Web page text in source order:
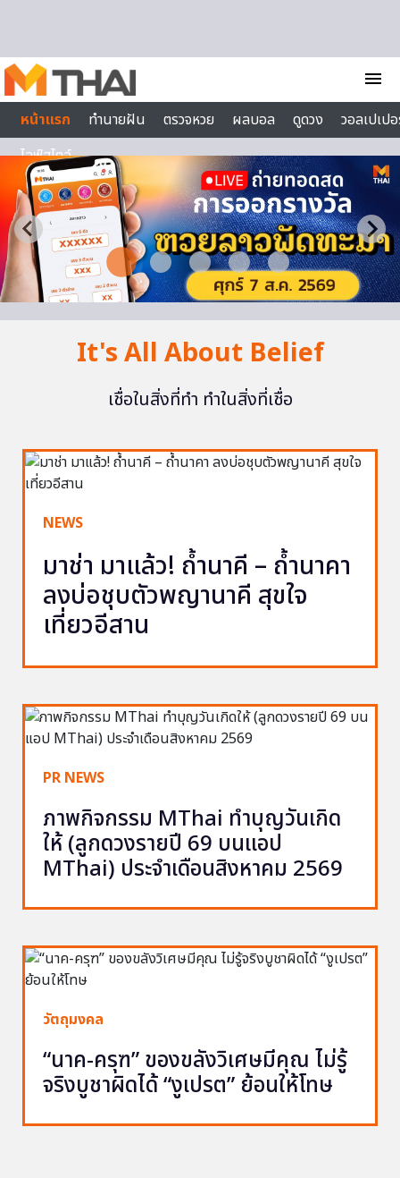
menu
หน้าแรก
ทำนายฝัน ตรวจหวย ผลบอล ดูดวง
วอลเปเป
ไลฟ์สไตล์
It's All About Belief
เชื่อในสิ่งที่ทำ ทำในสิ่งที่เชื่อ
NEWS
มาช่า มาแล้ว! ถ้ำนาคี – ถ้ำนาคา
ลงบ่อชุบตัวพญานาคี สุขใจ
เที่ยวอีสาน
PR NEWS
ภาพกิจกรรม MThai ทำบุญวันเกิด
ให้ (ลูกดวงรายปี 69 บนแอป
MThai) ประจำเดือนสิงหาคม 2569
วัตถุมงคล
“นาค-ครุฑ” ของขลังวิเศษมีคุณ ไม่รู้
จริงบูชาผิดได้ “งูเปรต” ย้อนให้โทษ